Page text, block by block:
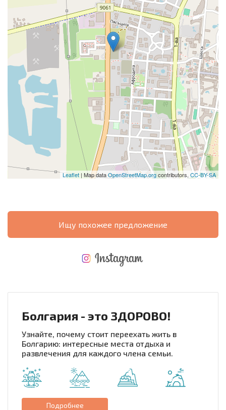
Leaflet | Map dataOpenStreetMap.orgcontributors, CC-BY-SA
Ищу похожее предложение
Болгария - это ЗДОРОВО!
Узнайте, почему стоит переехать жить в
Болгарию: интересные места отдыха и
развлечения для каждого члена семьи.
Подробнее